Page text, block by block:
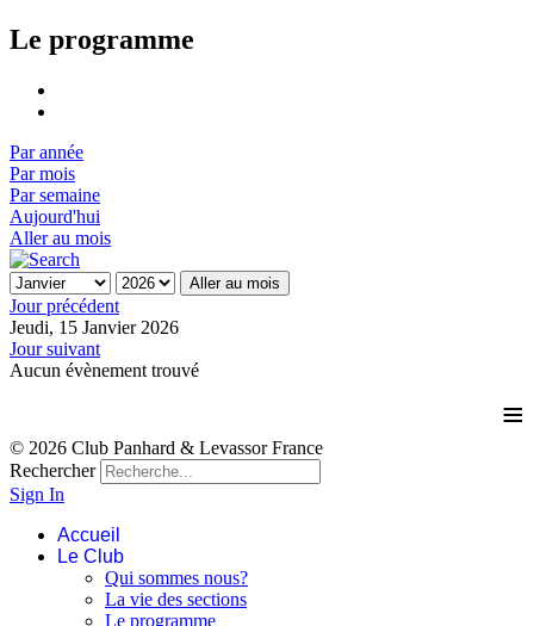
Le programme
Par année
Par mois
Par semaine
Aujourd'hui
Aller au mois
Aller au mois
Jour précédent
Jeudi, 15 Janvier 2026
Jour suivant
Aucun évènement trouvé
≡
© 2026 Club Panhard & Levassor France
Rechercher
Sign In
Accueil
Le Club
Qui sommes nous?
La vie des sections
Le programme